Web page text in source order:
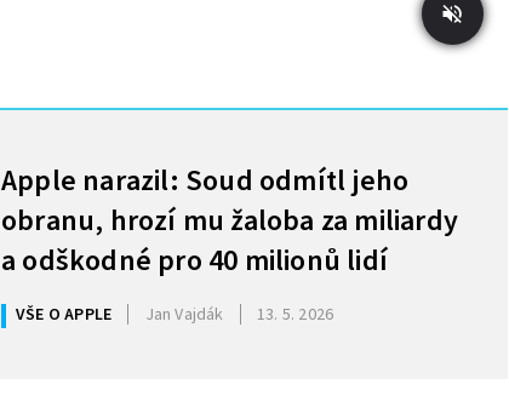
Apple narazil: Soud odmítl jeho
obranu, hrozí mu žaloba za miliardy
a odškodné pro 40 milionů lidí
VŠE O APPLE Jan Vajdák 13. 5. 2026